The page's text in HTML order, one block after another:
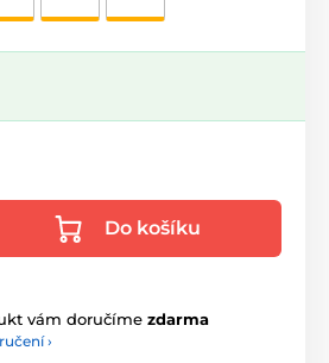
Do košíku
vám doručíme zdarma
›